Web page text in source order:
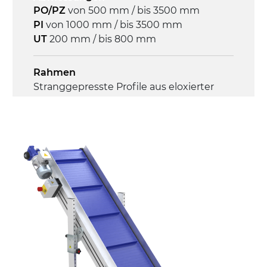
Steuerung
On/Off, E-Stopp, Motor-
Überlastungsschutz
PO/PZ von 500 mm / bis 3500 mm
PI von 1000 mm / bis 3500 mm
UT 200 mm / bis 800 mm
Rahmen
Stranggepresste Profile aus eloxierter
Seitenwände
Stranggepresste Profile aus eloxierter
Alu-Legierung
Ständer
ausziehbare Elemente mit Scharnieren
aus druckgegossener Alu-Legierung,
Beine aus verzinktem Metallrohr,